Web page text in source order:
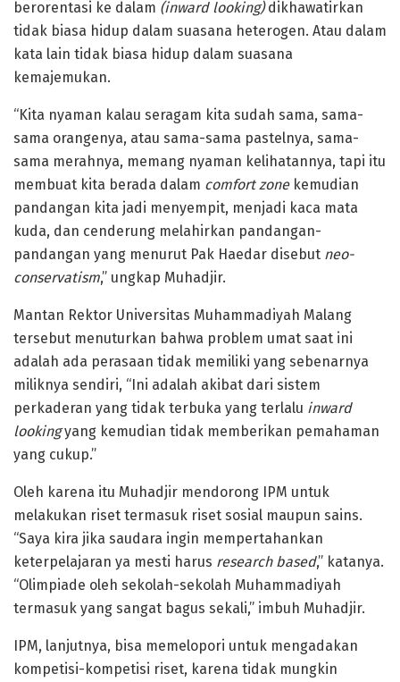
berorentasi ke dalam (inward looking)dikhawatirkan
tidak biasa hidup dalam suasana heterogen. Atau dalam
kata lain tidak biasa hidup dalam suasana
kemajemukan.
“Kita nyaman kalau seragam kita sudah sama, sama-
sama orangenya, atau sama-sama pastelnya, sama-
sama merahnya, memang nyaman kelihatannya, tapi itu
membuat kita berada dalam comfort zone kemudian
pandangan kita jadi menyempit, menjadi kaca mata
kuda, dan cenderung melahirkan pandangan-
pandangan yang menurut Pak Haedar disebut neo-
conservatism,” ungkap Muhadjir.
Mantan Rektor Universitas Muhammadiyah Malang
tersebut menuturkan bahwa problem umat saat ini
adalah ada perasaan tidak memiliki yang sebenarnya
miliknya sendiri, “Ini adalah akibat dari sistem
perkaderan yang tidak terbuka yang terlalu inward
lookingyang kemudian tidak memberikan pemahaman
yang cukup.”
Oleh karena itu Muhadjir mendorong IPM untuk
melakukan riset termasuk riset sosial maupun sains.
“Saya kira jika saudara ingin mempertahankan
keterpelajaran ya mesti harus research based,” katanya.
“Olimpiade oleh sekolah-sekolah Muhammadiyah
termasuk yang sangat bagus sekali,” imbuh Muhadjir.
IPM, lanjutnya, bisa memelopori untuk mengadakan
kompetisi-kompetisi riset, karena tidak mungkin